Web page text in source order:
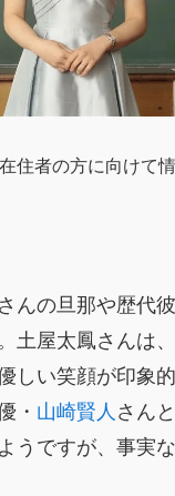
住者の方に向けて
んの旦那や歴代
土屋太鳳さんは
しい笑顔が印象
・ 山崎賢人 さん
うですが、事実